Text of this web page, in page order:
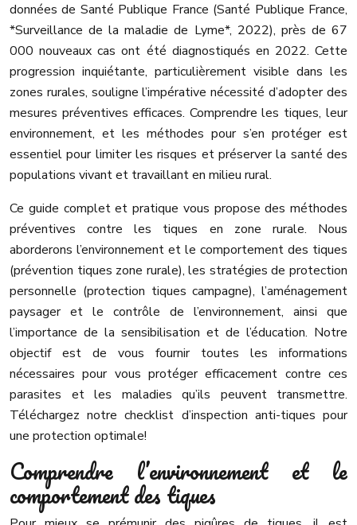
données de Santé Publique France (Santé Publique France,
*Surveillance de la maladie de Lyme*, 2022), près de 67
000 nouveaux cas ont été diagnostiqués en 2022. Cette
progression inquiétante, particulièrement visible dans les
zones rurales, souligne l’impérative nécessité d’adopter des
mesures préventives efficaces. Comprendre les tiques, leur
environnement, et les méthodes pour s’en protéger est
essentiel pour limiter les risques et préserver la santé des
populations vivant et travaillant en milieu rural.
Ce guide complet et pratique vous propose des méthodes
préventives contre les tiques en zone rurale. Nous
aborderons l’environnement et le comportement des tiques
(prévention tiques zone rurale), les stratégies de protection
personnelle (protection tiques campagne), l’aménagement
paysager et le contrôle de l’environnement, ainsi que
l’importance de la sensibilisation et de l’éducation. Notre
objectif est de vous fournir toutes les informations
nécessaires pour vous protéger efficacement contre ces
parasites et les maladies qu’ils peuvent transmettre.
Téléchargez notre checklist d’inspection anti-tiques pour
une protection optimale!
Comprendre l’environnement et le
comportement des tiques